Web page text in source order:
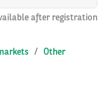
after registration
Other